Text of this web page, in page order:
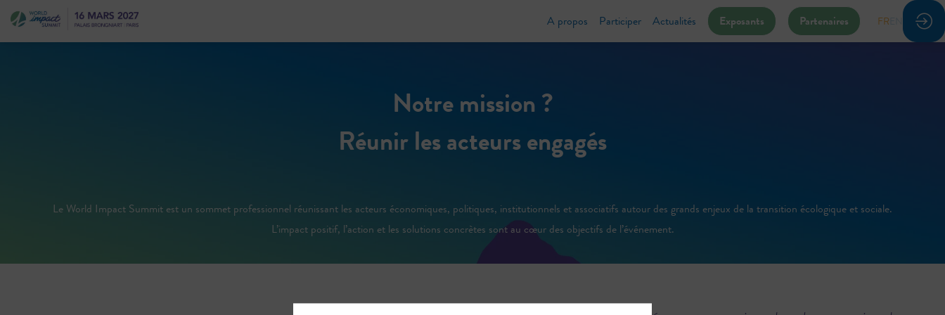
A propos Participer Actualités Exposants Partenaires FR
Notre mission ?
Réunir les acteurs engagés
Le World Impact Summit est un sommet professionnel réunissant les acteurs économiques, politiques, institutionnels et associatifs autour des grands enjeux de la transition écologique et sociale.
L’impact positif, l’action et les solutions concrètes sont au cœur des objectifs de l’événement.